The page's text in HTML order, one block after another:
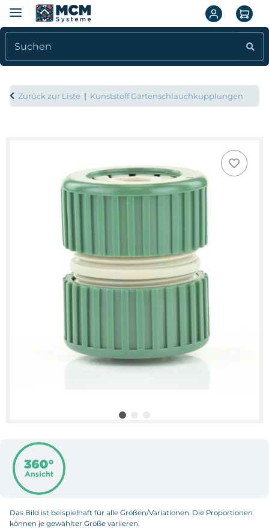
Zurück zur Liste Kunststoff Gartenschlauchkupplungen
Das Bild ist beispielhaft für alle Größen/Variationen. Die Proportionen
können je gewählter Größe variieren.